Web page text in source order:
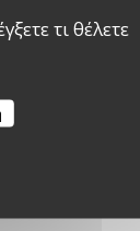
τι θέλετε